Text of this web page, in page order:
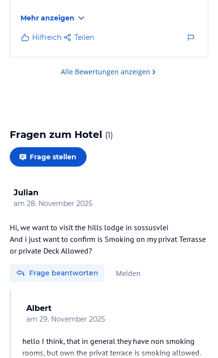
Mehr anzeigen
Hilfreich Teilen
Alle Bewertungen anzeigen
Fragen zum Hotel (1)
Frage stellen
Julian
am 28. November 2025
Hi, we want to visit the hills lodge in sossusvlei
And i just want to confirm is Smoking on my privat Terrasse
or private Deck Allowed?
Frage beantworten Melden
Albert
am 29. November 2025
hello I think, that in general they have non smoking
rooms, but own the privat terrace is smoking allowed.